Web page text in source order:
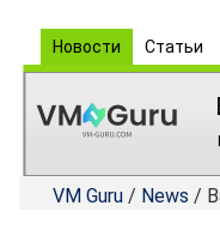
Новости Статьи
VM Guru / News /